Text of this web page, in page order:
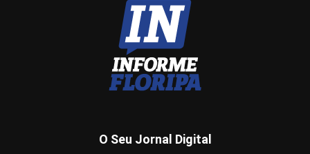
O Seu Jornal Digital